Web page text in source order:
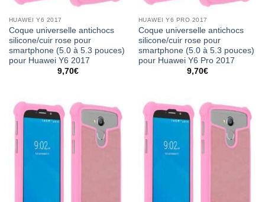
HUAWEI Y6 2017
Coque universelle antichocs
silicone/cuir rose pour
smartphone (5.0 à 5.3 pouces)
pour Huawei Y6 2017
9,70€
HUAWEI Y6 PRO 2017
Coque universelle antichocs
silicone/cuir rose pour
smartphone (5.0 à 5.3 pouces)
pour Huawei Y6 Pro 2017
9,70€